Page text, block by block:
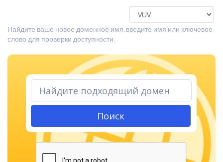
Найдите ваше новое доменное имя. введите имя или ключевое
слово для проверки доступности.
Поиск